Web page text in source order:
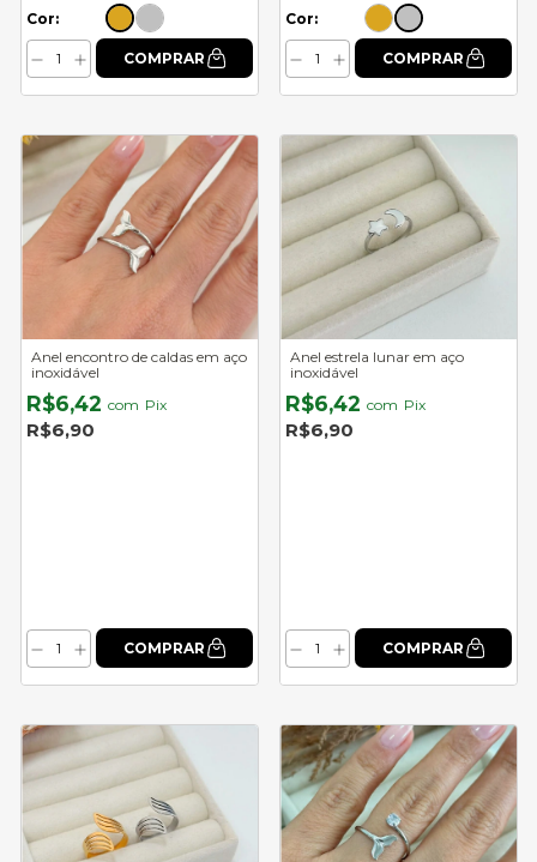
Cor: Cor:
Anel encontro de caldas em aço
inoxidável
R$6,42 com Pix
R$6,90
Anel estrela lunar em aço
inoxidável
R$6,42 com Pix
R$6,90